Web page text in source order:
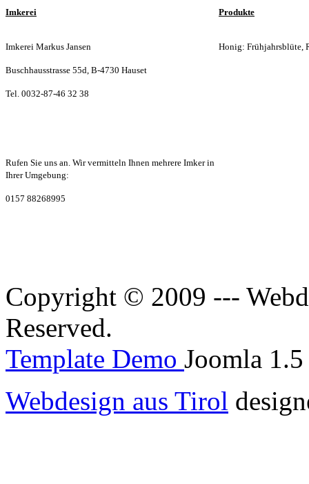
Imkerei Produkte
Imkerei Markus Jansen
Buschhausstrasse 55d, B-4730 Hauset
Tel. 0032-87-46 32 38
Honig: Frühjahrsblüte,
Rufen Sie uns an. Wir vermitteln Ihnen mehrere Imker in
Ihrer Umgebung:
0157 88268995
Copyright © 2009 ---
Reserved.
Template Demo Joomla
Webdesign aus Tirol